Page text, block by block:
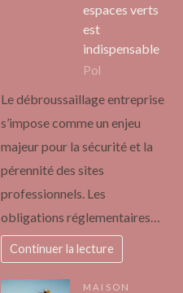
espaces verts
est
indispensable
Pol
Le débroussaillage entreprise
s’impose comme un enjeu
majeur pour la sécurité et la
pérennité des sites
professionnels. Les
obligations réglementaires…
Continuer la lecture
MAISON